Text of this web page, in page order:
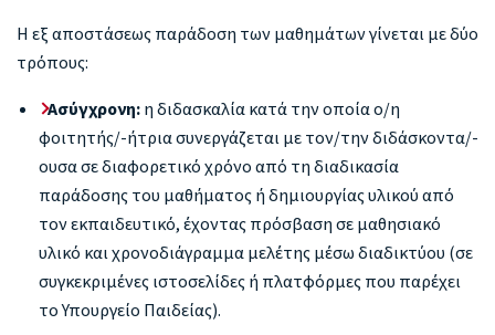
Η εξ αποστάσεως παράδοση των μαθημάτων γίνεται με δύο
τρόπους:
Ασύγχρονη:η διδασκαλία κατά την οποία ο/η
φοιτητής/-ήτρια συνεργάζεται με τον/την διδάσκοντα/-
ουσα σε διαφορετικό χρόνο από τη διαδικασία
παράδοσης του μαθήματος ή δημιουργίας υλικού από
τον εκπαιδευτικό, έχοντας πρόσβαση σε μαθησιακό
υλικό και χρονοδιάγραμμα μελέτης μέσω διαδικτύου (σε
συγκεκριμένες ιστοσελίδες ή πλατφόρμες που παρέχει
το Υπουργείο Παιδείας).